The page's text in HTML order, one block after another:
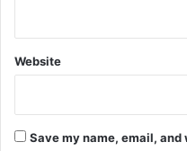
Website
Save my name, email,